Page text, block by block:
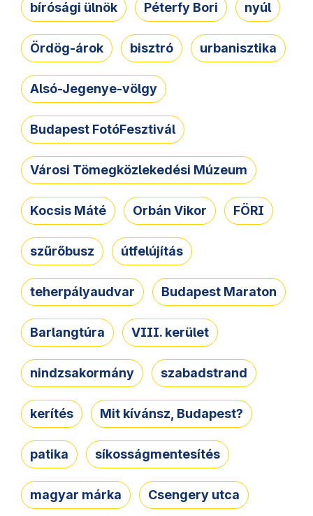
bírósági ülnök Péterfy Bori nyúl
Ördög-árok bisztró urbanisztika
Alsó-Jegenye-völgy
Budapest FotóFesztivál
Városi Tömegközlekedési Múzeum
Kocsis Máté Orbán Vikor FÖRI
szűrőbusz útfelújítás
teherpályaudvar Budapest Maraton
Barlangtúra VIII. kerület
nindzsakormány szabadstrand
kerítés Mit kívánsz, Budapest?
patika síkosságmentesítés
magyar márka Csengery utca